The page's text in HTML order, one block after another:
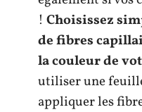
! Choisissez
de fibres
la couleur de
utiliser une
appliquer les